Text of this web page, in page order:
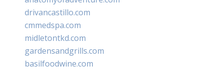
drivancastillo.com
cmmedspa.com
midletontkd.com
gardensandgrills.com
basilfoodwine.com